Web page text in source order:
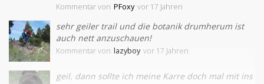
Kommentarvon PFoxy vor 17 Jahren
sehr geiler trail und die botanik drumherum ist
auch nett anzuschauen!
Kommentarvon lazyboy vor 17 Jahren
geil, dann sollte ich meine Karre doch mal mit ins